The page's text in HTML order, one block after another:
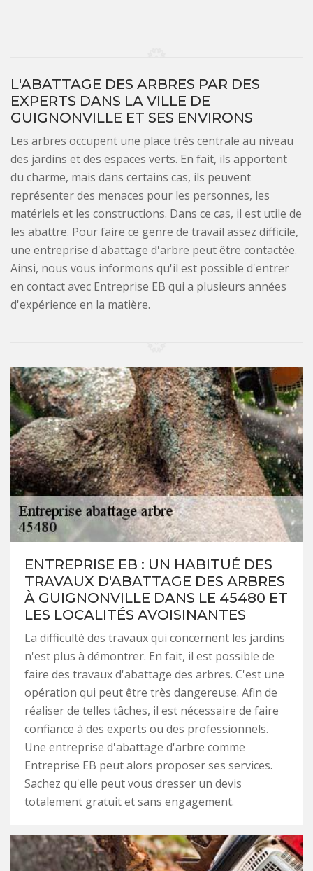
L'ABATTAGE DES ARBRES PAR DES
EXPERTS DANS LA VILLE DE
GUIGNONVILLE ET SES ENVIRONS
Les arbres occupent une place très centrale au niveau
des jardins et des espaces verts. En fait, ils apportent
du charme, mais dans certains cas, ils peuvent
représenter des menaces pour les personnes, les
matériels et les constructions. Dans ce cas, il est utile de
les abattre. Pour faire ce genre de travail assez difficile,
une entreprise d'abattage d'arbre peut être contactée.
Ainsi, nous vous informons qu'il est possible d'entrer
en contact avec Entreprise EB qui a plusieurs années
d'expérience en la matière.
ENTREPRISE EB : UN HABITUÉ DES
TRAVAUX D'ABATTAGE DES ARBRES
À GUIGNONVILLE DANS LE 45480 ET
LES LOCALITÉS AVOISINANTES
La difficulté des travaux qui concernent les jardins
n'est plus à démontrer. En fait, il est possible de
faire des travaux d'abattage des arbres. C'est une
opération qui peut être très dangereuse. Afin de
réaliser de telles tâches, il est nécessaire de faire
confiance à des experts ou des professionnels.
Une entreprise d'abattage d'arbre comme
Entreprise EB peut alors proposer ses services.
Sachez qu'elle peut vous dresser un devis
totalement gratuit et sans engagement.